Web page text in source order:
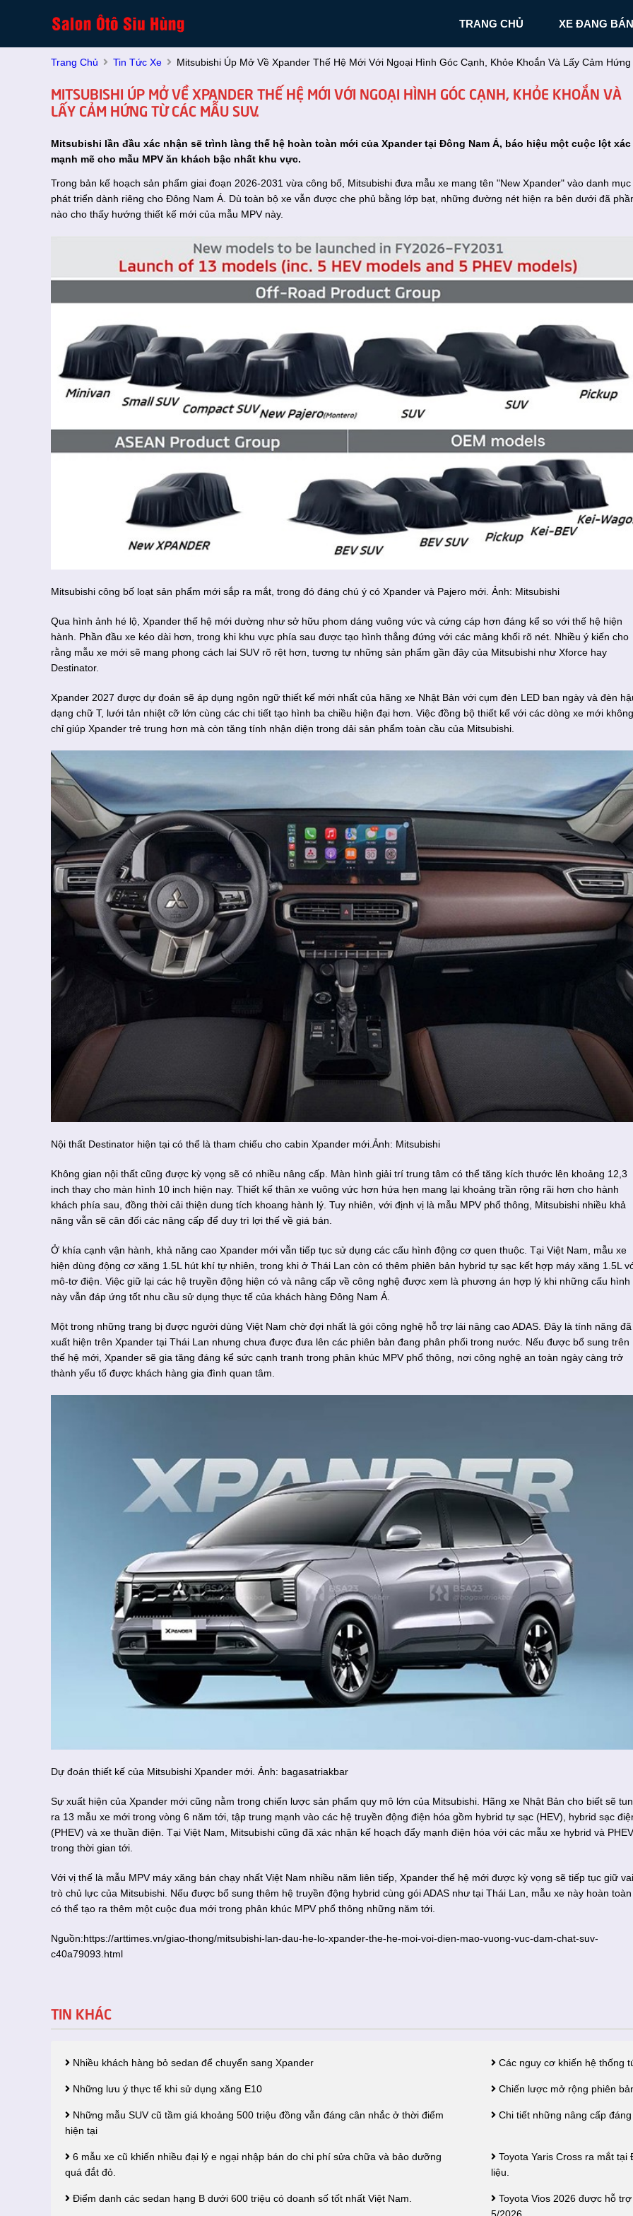
TRANG CHỦ XE ĐANG BÁN
Trang Chủ Tin Tức Xe Mitsubishi Úp Mở Về Xpander Thế Hệ Mới Với Ngoại Hình Góc Cạnh, Khỏe Khoắn Và Lấy Cảm
MITSUBISHI ÚP MỞ VỀ XPANDER THẾ HỆ MỚI VỚI NGOẠI HÌNH GÓC CẠNH, KHỎE KHOẮN VÀ
LẤY CẢM HỨNG TỪ CÁC MẪU SUV.
Mitsubishi lần đầu xác nhận sẽ trình làng thế hệ hoàn toàn mới của Xpander tại Đông Nam Á, báo hiệu một cuộc lột xác
mạnh mẽ cho mẫu MPV ăn khách bậc nhất khu vực.
Trong bản kế hoạch sản phẩm giai đoạn 2026-2031 vừa công bố, Mitsubishi đưa mẫu xe mang tên "New Xpander" vào danh mục
phát triển dành riêng cho Đông Nam Á. Dù toàn bộ xe vẫn được che phủ bằng lớp bạt, những đường nét hiện ra bên dưới đã
nào cho thấy hướng thiết kế mới của mẫu MPV này.
Mitsubishi công bố loạt sản phẩm mới sắp ra mắt, trong đó đáng chú ý có Xpander và Pajero mới. Ảnh: Mitsubishi
Qua hình ảnh hé lộ, Xpander thế hệ mới dường như sở hữu phom dáng vuông vức và cứng cáp hơn đáng kể so với thế hệ hiện
hành. Phần đầu xe kéo dài hơn, trong khi khu vực phía sau được tạo hình thẳng đứng với các mảng khối rõ nét. Nhiều ý kiến cho
rằng mẫu xe mới sẽ mang phong cách lai SUV rõ rệt hơn, tương tự những sản phẩm gần đây của Mitsubishi như Xforce hay
Destinator.
Xpander 2027 được dự đoán sẽ áp dụng ngôn ngữ thiết kế mới nhất của hãng xe Nhật Bản với cụm đèn LED ban ngày và đèn
dạng chữ T, lưới tản nhiệt cỡ lớn cùng các chi tiết tạo hình ba chiều hiện đại hơn. Việc đồng bộ thiết kế với các dòng xe mới không
chỉ giúp Xpander trẻ trung hơn mà còn tăng tính nhận diện trong dải sản phẩm toàn cầu của Mitsubishi.
Nội thất Destinator hiện tại có thể là tham chiếu cho cabin Xpander mới.Ảnh: Mitsubishi
Không gian nội thất cũng được kỳ vọng sẽ có nhiều nâng cấp. Màn hình giải trí trung tâm có thể tăng kích thước lên khoảng 12,3
inch thay cho màn hình 10 inch hiện nay. Thiết kế thân xe vuông vức hơn hứa hẹn mang lại khoảng trần rộng rãi hơn cho hành
khách phía sau, đồng thời cải thiện dung tích khoang hành lý. Tuy nhiên, với định vị là mẫu MPV phổ thông, Mitsubishi nhiều khả
năng vẫn sẽ cân đối các nâng cấp để duy trì lợi thế về giá bán.
Ở khía cạnh vận hành, khả năng cao Xpander mới vẫn tiếp tục sử dụng các cấu hình động cơ quen thuộc. Tại Việt Nam, mẫu xe
hiện dùng động cơ xăng 1.5L hút khí tự nhiên, trong khi ở Thái Lan còn có thêm phiên bản hybrid tự sạc kết hợp máy xăng 1.5L
mô-tơ điện. Việc giữ lại các hệ truyền động hiện có và nâng cấp về công nghệ được xem là phương án hợp lý khi những cấu hình
này vẫn đáp ứng tốt nhu cầu sử dụng thực tế của khách hàng Đông Nam Á.
Một trong những trang bị được người dùng Việt Nam chờ đợi nhất là gói công nghệ hỗ trợ lái nâng cao ADAS. Đây là tính năng đã
xuất hiện trên Xpander tại Thái Lan nhưng chưa được đưa lên các phiên bản đang phân phối trong nước. Nếu được bổ sung trên
thế hệ mới, Xpander sẽ gia tăng đáng kể sức cạnh tranh trong phân khúc MPV phổ thông, nơi công nghệ an toàn ngày càng trở
thành yếu tố được khách hàng gia đình quan tâm.
Dự đoán thiết kế của Mitsubishi Xpander mới. Ảnh: bagasatriakbar
Sự xuất hiện của Xpander mới cũng nằm trong chiến lược sản phẩm quy mô lớn của Mitsubishi. Hãng xe Nhật Bản cho biết sẽ
ra 13 mẫu xe mới trong vòng 6 năm tới, tập trung mạnh vào các hệ truyền động điện hóa gồm hybrid tự sạc (HEV), hybrid sạc
(PHEV) và xe thuần điện. Tại Việt Nam, Mitsubishi cũng đã xác nhận kế hoạch đẩy mạnh điện hóa với các mẫu xe hybrid và PHEV
trong thời gian tới.
Với vị thế là mẫu MPV máy xăng bán chạy nhất Việt Nam nhiều năm liên tiếp, Xpander thế hệ mới được kỳ vọng sẽ tiếp tục giữ vai
trò chủ lực của Mitsubishi. Nếu được bổ sung thêm hệ truyền động hybrid cùng gói ADAS như tại Thái Lan, mẫu xe này hoàn toàn
có thể tạo ra thêm một cuộc đua mới trong phân khúc MPV phổ thông những năm tới.
Nguồn:https://arttimes.vn/giao-thong/mitsubishi-lan-dau-he-lo-xpander-the-he-moi-voi-dien-mao-vuong-vuc-dam-chat-suv-
c40a79093.html
TIN KHÁC
Nhiều khách hàng bỏ sedan để chuyển sang Xpander Các nguy cơ khiến hệ thống
Những lưu ý thực tế khi sử dụng xăng E10 Chiến lược mở rộng phiên
Những mẫu SUV cũ tầm giá khoảng 500 triệu đồng vẫn đáng cân nhắc ở thời điểm
hiện tại
Chi tiết những nâng cấp
6 mẫu xe cũ khiến nhiều đại lý e ngại nhập bán do chi phí sửa chữa và bảo dưỡng
quá đắt đỏ.
Toyota Yaris Cross ra mắt
liệu.
Điểm danh các sedan hạng B dưới 600 triệu có doanh số tốt nhất Việt Nam.
Toyota Vios 2026 được hỗ
5/2026